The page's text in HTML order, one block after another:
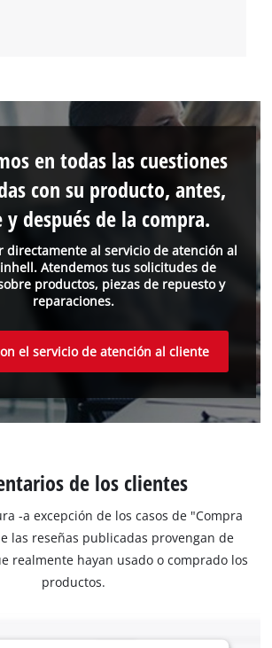
directamente al servicio de atención al
Atendemos tus solicitudes de
productos, piezas de repuesto y
reparaciones.
en todas las cuestiones
con su producto, antes,
después de la compra.
el servicio de atención al cliente
de los clientes
-a excepción de los casos de "Compra
las reseñas publicadas provengan de
realmente hayan usado o comprado los
productos.